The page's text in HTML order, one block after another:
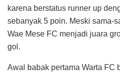
karena berstatus runner up
sebanyak 5 poin. Meski sama-
Wae Mese FC menjadi juara
gol.
Awal babak pertama Warta FC